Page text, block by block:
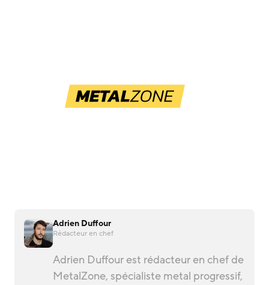
Adrien Duffour
Rédacteur en chef
Adrien Duffour est rédacteur en chef de
MetalZone, spécialiste metal progressif,